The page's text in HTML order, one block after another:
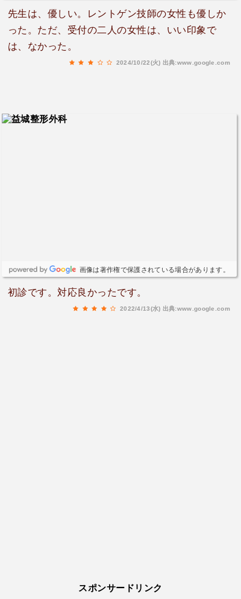
先生は、優しい。レントゲン技師の女性も優しか
った。ただ、受付の二人の女性は、いい印象で
は、なかった。
2024/10/22(火) 出典:www.google.com
画像は著作権で保護されている場合があります。
初診です。対応良かったです。
2022/4/13(水) 出典:www.google.com
スポンサードリンク